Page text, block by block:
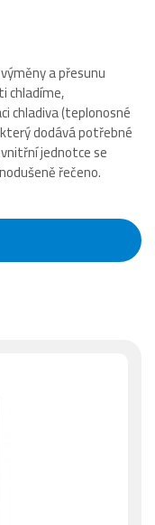
a přesunu
chladíme,
chladiva (teplonosné
dodává potřebné
jednotce se
řečeno.